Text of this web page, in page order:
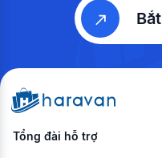
Tổng đài hỗ trợ